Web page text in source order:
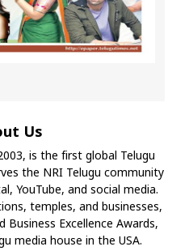
Us
is the first global Telugu
the NRI Telugu community
YouTube, and social media.
temples, and businesses,
Excellence Awards,
media house in the USA.